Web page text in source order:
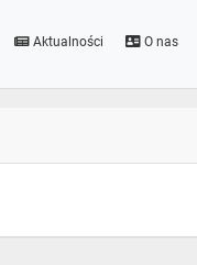
Aktualności O nas